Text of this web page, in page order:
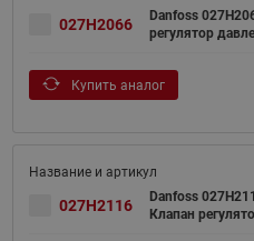
027H2066
Danfoss
регулятор
Купить аналог
027H2116
Danfoss
Клапан